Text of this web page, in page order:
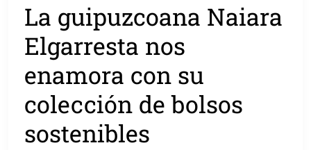
La guipuzcoana Naiara
Elgarresta nos
enamora con su
colección de bolsos
sostenibles